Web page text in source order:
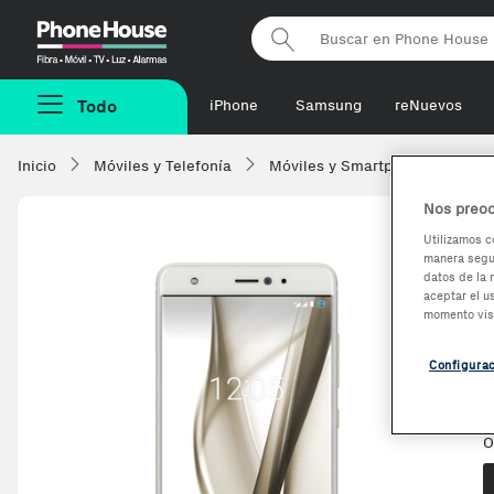
Phonehouse
Todo iPhone Samsung reNuevos
Inicio Móviles y Telefonía Móviles y Smartphones
Nos
Utilizamos
manera
datos de la
aceptar el
momento